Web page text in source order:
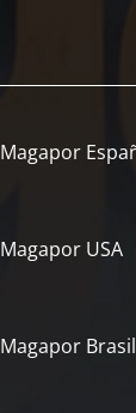
Magapor
Magapor USA
Magapor Brasil